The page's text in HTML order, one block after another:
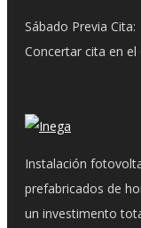
Sábado Previa Cita:
Concertar cita en el
Instalación
prefabricados de
un investimento